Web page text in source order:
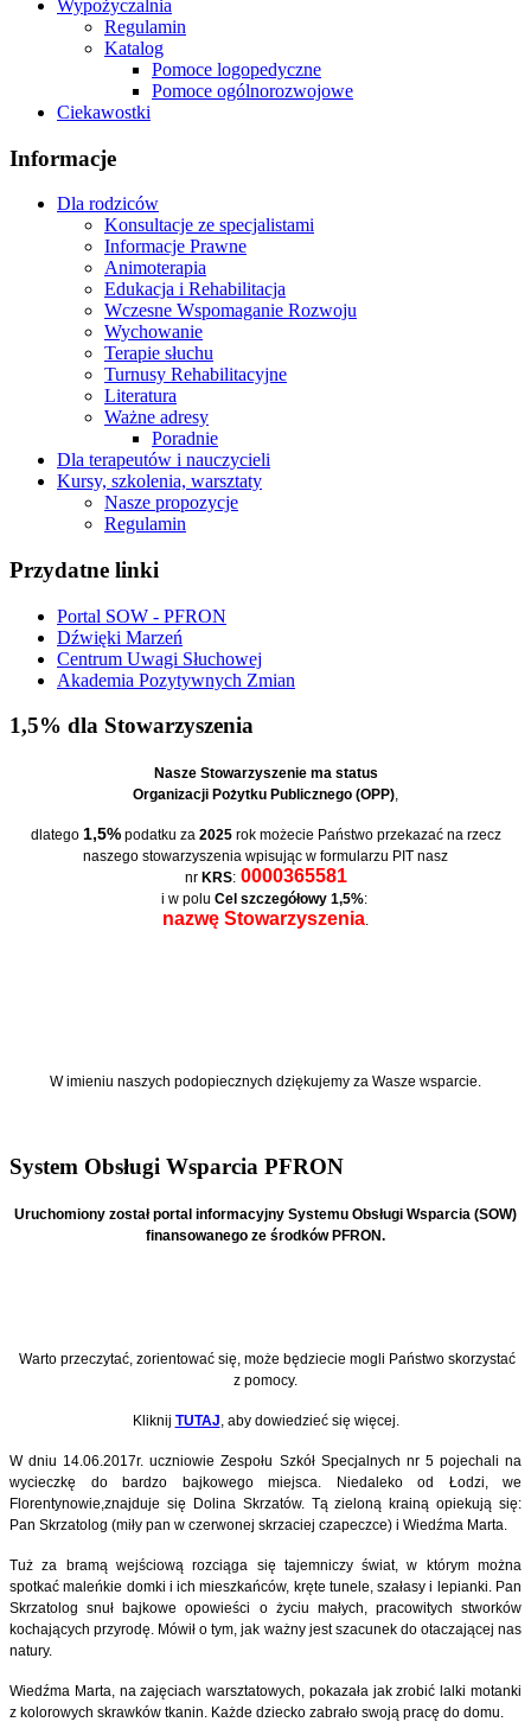
Wypożyczalnia
Regulamin
Katalog
Pomoce logopedyczne
Pomoce ogólnorozwojowe
Ciekawostki
Informacje
Dla rodziców
Konsultacje ze specjalistami
Informacje Prawne
Animoterapia
Edukacja i Rehabilitacja
Wczesne Wspomaganie Rozwoju
Wychowanie
Terapie słuchu
Turnusy Rehabilitacyjne
Literatura
Ważne adresy
Poradnie
Dla terapeutów i nauczycieli
Kursy, szkolenia, warsztaty
Nasze propozycje
Regulamin
Przydatne linki
Portal SOW - PFRON
Dźwięki Marzeń
Centrum Uwagi Słuchowej
Akademia Pozytywnych Zmian
1,5% dla Stowarzyszenia
Nasze Stowarzyszenie ma status
Organizacji Pożytku Publicznego (OPP),
dlatego 1,5%podatku za 2025rok możecie Państwo przekazać na rzecz
naszego stowarzyszenia wpisując w formularzu PIT nasz
nr KRS:0000365581
i w polu Cel szczegółowy 1,5%:
nazwę Stowarzyszenia.
W imieniu naszych podopiecznych dziękujemy za Wasze wsparcie.
System Obsługi Wsparcia PFRON
Uruchomiony został portal informacyjny Systemu Obsługi Wsparcia (SOW)
finansowanego ze środków PFRON.
Warto przeczytać, zorientować się, może będziecie mogli Państwo skorzystać
z pomocy.
Kliknij TUTAJ , aby dowiedzieć się więcej.
W dniu 14.06.2017r. uczniowie Zespołu Szkół Specjalnych nr 5 pojechali na
wycieczkę do bardzo bajkowego miejsca. Niedaleko od Łodzi, we
Florentynowie,znajduje się Dolina Skrzatów. Tą zieloną krainą opiekują się:
Pan Skrzatolog (miły pan w czerwonej skrzaciej czapeczce) i Wiedźma Marta.
Tuż za bramą wejściową rozciąga się tajemniczy świat, w którym można
spotkać maleńkie domki i ich mieszkańców, kręte tunele, szałasy i lepianki. Pan
Skrzatolog snuł bajkowe opowieści o życiu małych, pracowitych stworków
kochających przyrodę. Mówił o tym, jak ważny jest szacunek do otaczającej nas
natury.
Wiedźma Marta, na zajęciach warsztatowych, pokazała jak zrobić lalki motanki
z kolorowych skrawków tkanin. Każde dziecko zabrało swoją pracę do domu.